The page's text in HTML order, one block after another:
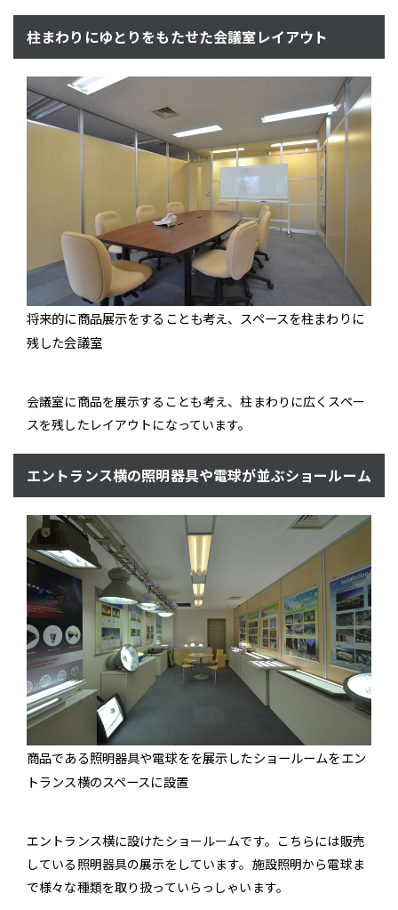
柱まわりにゆとりをもたせた会議室レイアウト
将来的に商品展示をすることも考え、スペースを柱まわりに
残した会議室
会議室に商品を展示することも考え、柱まわりに広くスペー
スを残したレイアウトになっています。
エントランス横の照明器具や電球が並ぶショールーム
商品である照明器具や電球をを展示したショールームをエン
トランス横のスペースに設置
エントランス横に設けたショールームです。こちらには販売
している照明器具の展示をしています。施設照明から電球ま
で様々な種類を取り扱っていらっしゃいます。